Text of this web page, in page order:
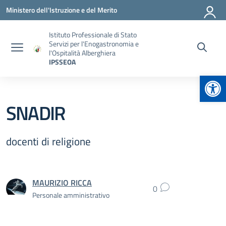
Vai ai contenuti
Vai al menu di navigazione
Vai al footer
Ministero dell'Istruzione e del Merito
Istituto Professionale di Stato
Servizi per l'Enogastronomia e
l'Ospitalità Alberghiera
IPSSEOA
SNADIR
docenti di religione
MAURIZIO RICCA
Personale amministrativo 0